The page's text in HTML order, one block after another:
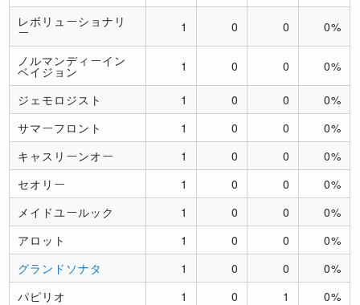
レボリューショナリ
ー 1 0 0 0%
ノルマンディーイン
ベイジョン 1 0 0 0%
ジェモロジスト 1 0 0
0%
サマーフロント
1 0 0
0%
キャスリーンオー
1 0 0
0%
セオリー
1 0 0
0%
メイドユールック
1 0 0
0%
アロット
1 0 0
0%
グランドソナタ
1 0 0
0%
パピリオ
1 0 1
0%